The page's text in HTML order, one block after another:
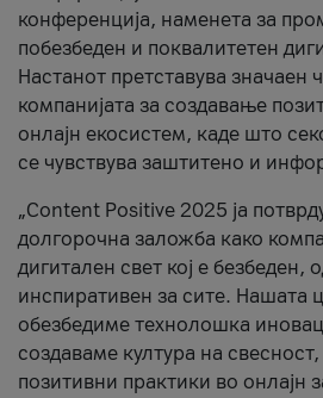
конференција, наменета за
побезбеден и поквалитетен
Настанот претставува значаен
компанијата за создавање
онлајн екосистем, каде што
се чувствува заштитено и
„Content Positive 2025 ја
долгорочна заложба како
дигитален свет кој е безбеден,
инспиративен за сите. Нашата
обезбедиме технолошка
создаваме култура на
позитивни практики во онлајн